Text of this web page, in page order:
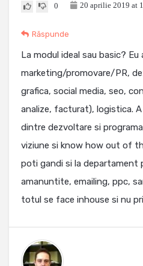
0 20 aprilie 2019 at
Răspunde
La modul ideal sau basic? Eu
marketing/promovare/PR,
grafica, social media, seo,
analize, facturat), logistica.
dintre dezvoltare si
viziune si know how out of
poti gandi si la departament
amanuntite, emailing, ppc,
totul se face inhouse si nu